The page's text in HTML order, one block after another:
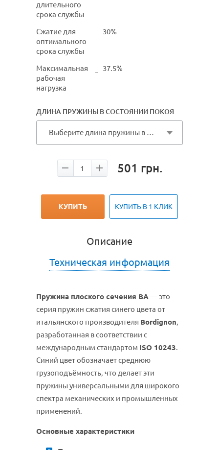
длительного
срока службы
Сжатие для
оптимального
срока службы
30%
Максимальная
рабочая
нагрузка
37.5%
ДЛИНА ПРУЖИНЫ В СОСТОЯНИИ ПОКОЯ
Выберите длина пружины в состоянии покоя
501 грн.
КУПИТЬ КУПИТЬ В 1 КЛИК
Описание
Техническая информация
Пружина плоского сечения BA — это
серия пружин сжатия синего цвета от
итальянского производителя Bordignon,
разработанная в соответствии с
международным стандартом ISO 10243.
Синий цвет обозначает среднюю
грузоподъёмность, что делает эти
пружины универсальными для широкого
спектра механических и промышленных
применений.
Основные характеристики